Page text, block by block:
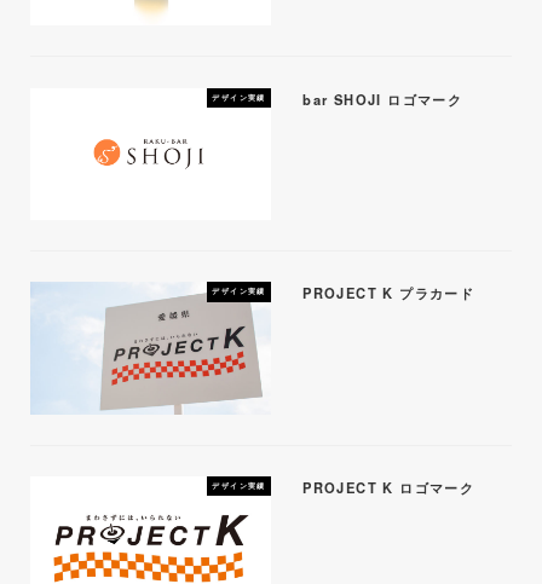
デザイン実績 bar SHOJI ロゴマーク
デザイン実績 PROJECT K プラカード
デザイン実績 PROJECT K ロゴマーク